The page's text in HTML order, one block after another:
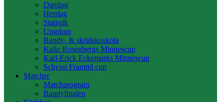
Damlag
Herrlag
Statistik
Ungdom
Bandy- & skridskoskola
Kalle Rosenbergs Minnescup
Karl-Erick Eckemarks Minnescup
Schysst Framtid cup
Matcher
Matchprogram
Bandyfinalen